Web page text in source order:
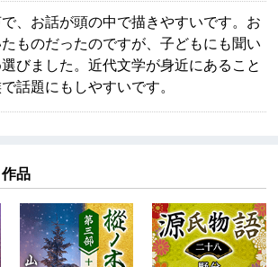
、お話が頭の中で描きやすいです。お
ものだったのですが、子どもにも聞い
びました。近代文学が身近にあること
話題にもしやすいです。
品